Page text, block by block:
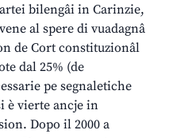
bilengâi in Carinzie,
al spere di vuadagnâ
de Cort constituzionâl
dal 25% (de
pe segnaletiche
è vierte ancje in
Dopo il 2000 a